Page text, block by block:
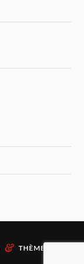
& THÈME PAR